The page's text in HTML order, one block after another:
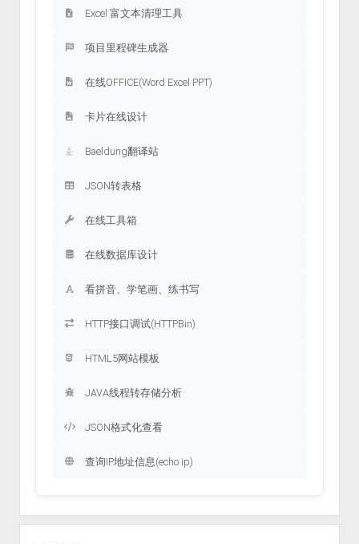
Excel 富文本清理工具
项目里程碑生成器
在线OFFICE(Word Excel PPT)
卡片在线设计
Baeldung翻译站
JSON转表格
在线工具箱
在线数据库设计
看拼音、学笔画、练书写
HTTP接口调试(HTTPBin)
HTML5网站模板
JAVA线程转存储分析
JSON格式化查看
查询IP地址信息(echo ip)